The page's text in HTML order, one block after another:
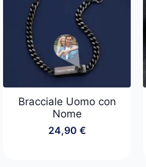
Bracciale Uomo con
Nome
24,90 €